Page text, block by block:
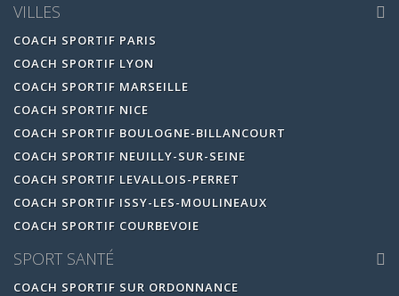
VILLES
COACH SPORTIF PARIS
COACH SPORTIF LYON
COACH SPORTIF MARSEILLE
COACH SPORTIF NICE
COACH SPORTIF BOULOGNE-BILLANCOURT
COACH SPORTIF NEUILLY-SUR-SEINE
COACH SPORTIF LEVALLOIS-PERRET
COACH SPORTIF ISSY-LES-MOULINEAUX
COACH SPORTIF COURBEVOIE
SPORT SANTÉ
COACH SPORTIF SUR ORDONNANCE